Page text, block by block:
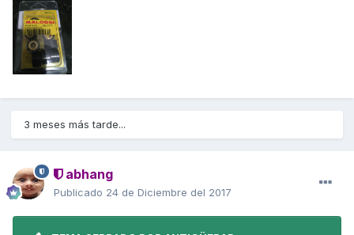
3 meses más tarde...
abhang
Publicado 24 de Diciembre del 2017